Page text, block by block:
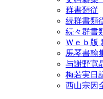
群書類従
続群書類
続々群書
Ｗｅｂ版
馬琴書翰
与謝野寛
梅若実日
西山宗因